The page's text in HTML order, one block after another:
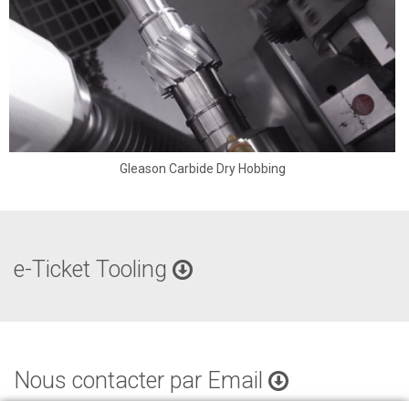
Gleason Carbide Dry Hobbing
e-Ticket Tooling
Nous contacter par Email